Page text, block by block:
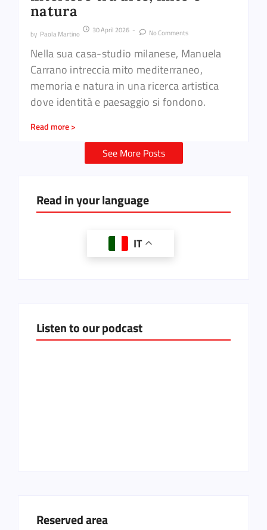
natura
by Paola Martino 30 April 2026 - No Comments
Nella sua casa-studio milanese, Manuela
Carrano intreccia mito mediterraneo,
memoria e natura in una ricerca artistica
dove identità e paesaggio si fondono.
Read more >
See More Posts
Read in your language
IT
Listen to our podcast
Reserved area